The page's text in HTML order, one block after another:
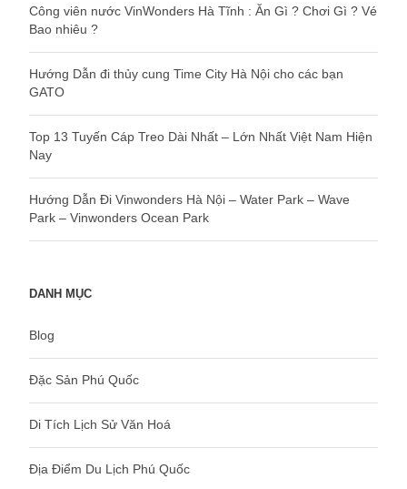
Công viên nước VinWonders Hà Tĩnh : Ăn Gì ? Chơi Gì ? Vé
Bao nhiêu ?
Hướng Dẫn đi thủy cung Time City Hà Nội cho các bạn
GATO
Top 13 Tuyến Cáp Treo Dài Nhất – Lớn Nhất Việt Nam Hiện
Nay
Hướng Dẫn Đi Vinwonders Hà Nội – Water Park – Wave
Park – Vinwonders Ocean Park
DANH MỤC
Blog
Đặc Sản Phú Quốc
Di Tích Lịch Sử Văn Hoá
Địa Điểm Du Lịch Phú Quốc